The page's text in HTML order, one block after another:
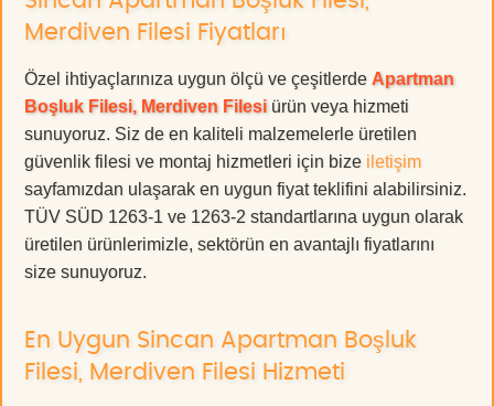
Merdiven Filesi Fiyatları
Özel ihtiyaçlarınıza uygun ölçü ve çeşitlerde Apartman
Boşluk Filesi, Merdiven Filesi ürün veya hizmeti
sunuyoruz. Siz de en kaliteli malzemelerle üretilen
güvenlik filesi ve montaj hizmetleri için bize iletişim
sayfamızdan ulaşarak en uygun fiyat teklifini alabilirsiniz.
TÜV SÜD 1263-1 ve 1263-2 standartlarına uygun olarak
üretilen ürünlerimizle, sektörün en avantajlı fiyatlarını
size sunuyoruz.
En Uygun Sincan Apartman Boşluk
Filesi, Merdiven Filesi Hizmeti